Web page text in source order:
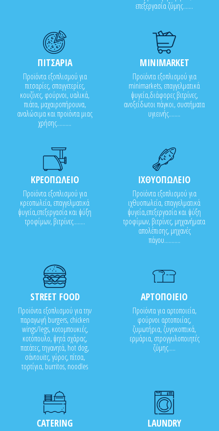
επεξεργασία ζύμης.......
ΠΙΤΣΑΡΙΑ
Προϊόντα εξοπλισμού για
πιτσαρίες, σπαγγετερίες,
κουζίνες, φούρνοι, υαλικά,
πιάτα, μαχαιροπήρουνα,
αναλώσιμα και προϊόντα μιας
χρήσης..........
MINIMARKET
Προϊόντα εξοπλισμού για
minimarkets, επαγγελματικά
ψυγεία,διάφορες βιτρίνες,
ανοξείδωτοι πάγκοι, συστήματα
υγιεινής........
ΚΡΕΟΠΩΛΕΙΟ
Προϊόντα εξοπλισμού για
κρεοπωλεία, επαγγελματικά
ψυγεία,επεξεργασία και ψύξη
τροφίμων, βιτρίνες........
ΙΧΘΥΟΠΩΛΕΙΟ
Προϊόντα εξοπλισμού για
ιχθυοπωλεία, επαγγελματικά
ψυγεία,επεξεργασία και ψύξη
τροφίμων, βιτρίνες, μηχανήματα
απολέπισης, μηχανές
πάγου...........
STREET FOOD
Προϊόντα εξοπλισμού για την
παραγωγή burgers, chicken
wings/legs, κοτομπουκιές,
κοτόπουλο, ψητά σχάρας,
πατάτες, τηγανητά, hot dog,
σάντουϊτς, γύρος, πίτσα,
τορτίγια, burritos, noodles
ΑΡΤΟΠΟΙΕΙΟ
Προϊόντα για αρτοποιεία,
φούρνοι αρτοποιίας,
ζυμωτήρια, ζυγοκοπτικά,
ερμάρια, στρογγυλοποιητές
ζύμης.....
CATERING LAUNDRY